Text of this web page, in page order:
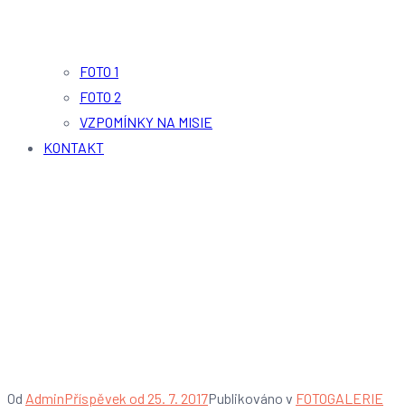
FOTO 1
FOTO 2
VZPOMÍNKY NA MISIE
KONTAKT
Od AdminPříspěvek od 25. 7. 2017Publikováno v FOTOGALERIE